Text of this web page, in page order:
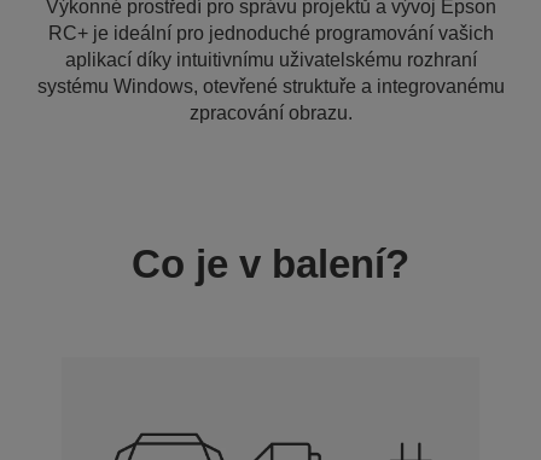
Výkonné prostředí pro správu projektů a vývoj Epson
RC+ je ideální pro jednoduché programování vašich
aplikací díky intuitivnímu uživatelskému rozhraní
systému Windows, otevřené struktuře a integrovanému
zpracování obrazu.
Co je v balení?